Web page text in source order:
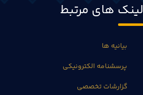
لینک های مرتبط
بیانیه ها
پرسشنامه الکترونیکی
گزارشات تخصصی